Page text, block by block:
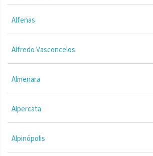
Alfenas
Alfredo Vasconcelos
Almenara
Alpercata
Alpinópolis